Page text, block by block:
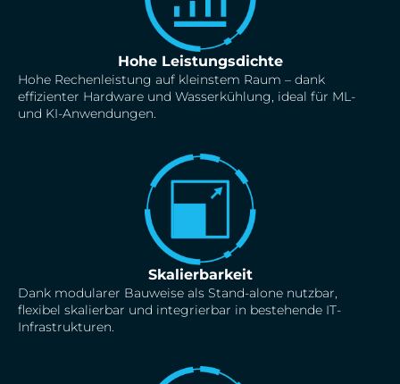
Hohe Leistungsdichte
Hohe Rechenleistung auf kleinstem Raum – dank
effizienter Hardware und Wasserkühlung, ideal für ML-
und KI-Anwendungen.
Skalierbarkeit
Dank modularer Bauweise als Stand-alone nutzbar,
flexibel skalierbar und integrierbar in bestehende IT-
Infrastrukturen.